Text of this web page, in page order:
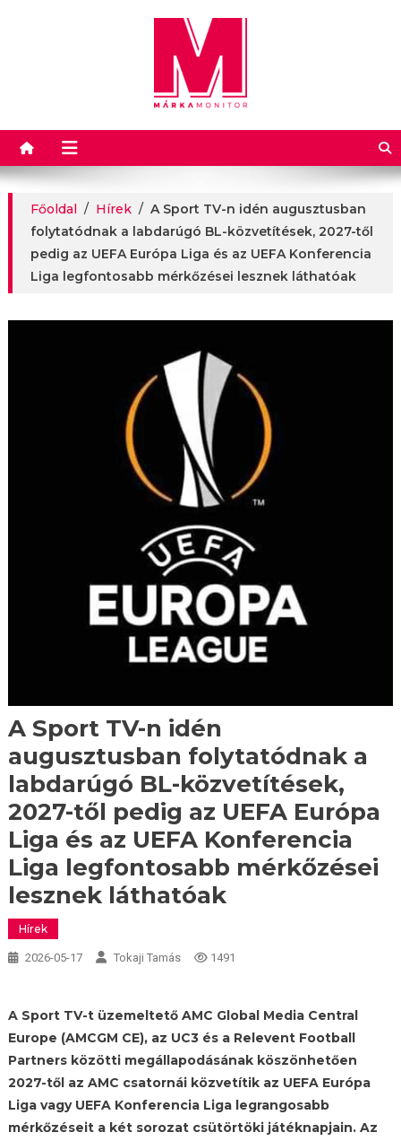
Márkamonitor
Főoldal / Hírek / A Sport TV-n idén augusztusban
folytatódnak a labdarúgó BL-közvetítések, 2027-től
pedig az UEFA Európa Liga és az UEFA Konferencia
Liga legfontosabb mérkőzései lesznek láthatóak
A Sport TV-n idén
augusztusban folytatódnak a
labdarúgó BL-közvetítések,
2027-től pedig az UEFA Európa
Liga és az UEFA Konferencia
Liga legfontosabb mérkőzései
lesznek láthatóak
Hírek
2026-05-17 Tokaji Tamás 1491
A Sport TV-t üzemeltető AMC Global Media Central
Europe (AMCGM CE), az UC3 és a Relevent Football
Partners közötti megállapodásának köszönhetően
2027-től az AMC csatornái közvetítik az UEFA Európa
Liga vagy UEFA Konferencia Liga legrangosabb
mérkőzéseit a két sorozat csütörtöki játéknapjain. Az